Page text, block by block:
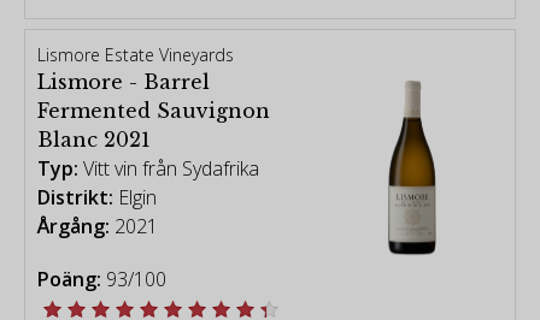
Lismore Estate Vineyards
Lismore - Barrel
Fermented Sauvignon
Blanc 2021
Typ: Vitt vin från Sydafrika
Distrikt: Elgin
Årgång: 2021
Poäng: 93/100